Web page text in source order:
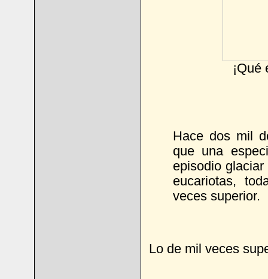
¡Qué
Hace dos mil
que una
episodio
eucariotas,
veces superior.
Lo de mil veces